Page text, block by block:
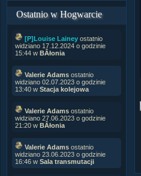
Ostatnio w Hogwarcie
[P]Louise Lainey ostatnio
widziano 17.12.2024 o godzinie
15:44 w BÂłonia
Valerie Adams ostatnio
widziano 02.07.2023 o godzinie
13:40 w Stacja kolejowa
Valerie Adams ostatnio
widziano 27.06.2023 o godzinie
21:20 w BÂłonia
Valerie Adams ostatnio
widziano 23.06.2023 o godzinie
16:46 w Sala transmutacji